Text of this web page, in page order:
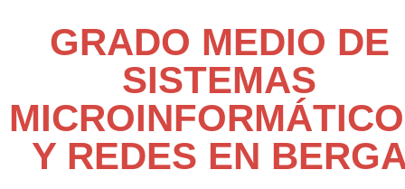
GRADO MEDIO DE
SISTEMAS
Y REDES EN